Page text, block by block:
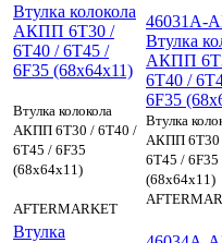
Втулка колокола
АКПП 6T30 /
6T40 / 6T45 /
6F35 (68x64x11)
Втулка колокола
АКПП 6T30 / 6T40 /
6T45 / 6F35
(68x64x11)
AFTERMARKET
46031A-
Втулка
АКПП
6T40 /
6F35
Втулка
АКПП 6T30
6T45 / 6F35
(68x64x11)
Втулка